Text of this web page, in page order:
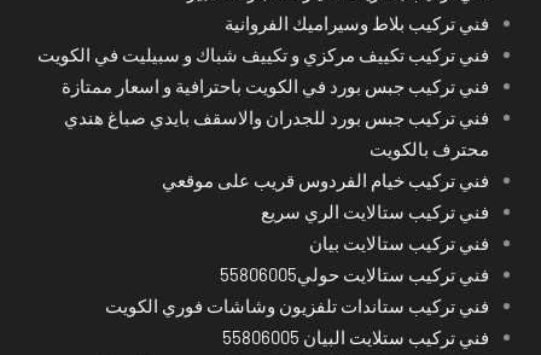
فني تركيب بلاط وسيراميك الفروانية
فني تركيب تكييف مركزي و تكييف شباك و سبيليت في الكويت
فني تركيب جبس بورد في الكويت باحترافية و اسعار ممتازة
فني تركيب جبس بورد للجدران والاسقف بايدي صباغ هندي
محترف بالكويت
فني تركيب خيام الفردوس قريب على موقعي
فني تركيب ستالايت الري سريع
فني تركيب ستالايت بيان
فني تركيب ستالايت حولي55806005
فني تركيب ستاندات تلفزيون وشاشات فوري الكويت
فني تركيب ستلايت البيان 55806005